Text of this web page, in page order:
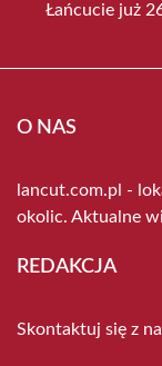
Łańcucie już
O NAS
lancut.com.pl -
okolic. Aktualne
REDAKCJA
Skontaktuj się z